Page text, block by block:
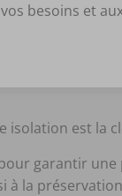
besoins et
isolation est
garantir
la